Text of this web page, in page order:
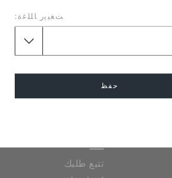
ﺖﻐﻴﻳﺭ ﺎﻠﻠﻏﺓ:
حفظ
الإرجاع المجانية لدينا تجعل الأمر
JOIN CROCS
NEXT
سجل مجانا
تتبع طلبك